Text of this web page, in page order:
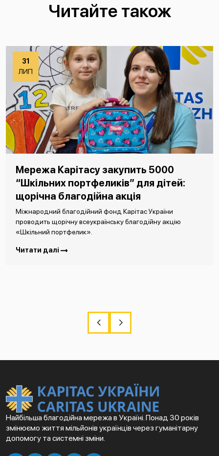
Читайте також
31
ЛИП
Мережа Карітасу закупить 5000
“Шкільних портфеликів” для дітей:
щорічна благодійна акція
Міжнародний благодійний фонд Карітас України
проводить щорічну всеукраїнську благодійну акцію
«Шкільний портфелик».
Читати далі
Найбільша благодійна мережа в Україні. Понад 30 років
змінюємо життя мільйонів українців через гуманітарну
допомогу та системні зміни.